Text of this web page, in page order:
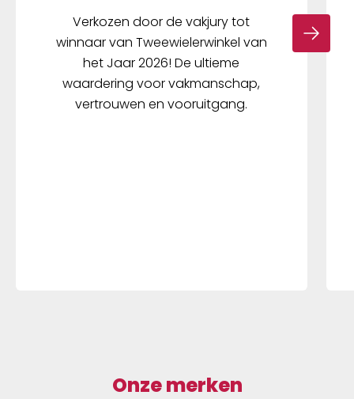
Verkozen door de vakjury tot
winnaar van Tweewielerwinkel van
het Jaar 2026! De ultieme
waardering voor vakmanschap,
vertrouwen en vooruitgang.
Onze merken